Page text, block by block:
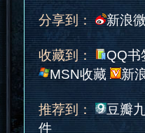
分享到： 新浪
收藏到： QQ书
MSN收藏
新
推荐到： 豆瓣
件